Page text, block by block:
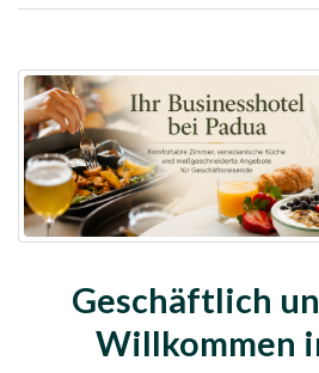
Geschäftlich
Willkommen